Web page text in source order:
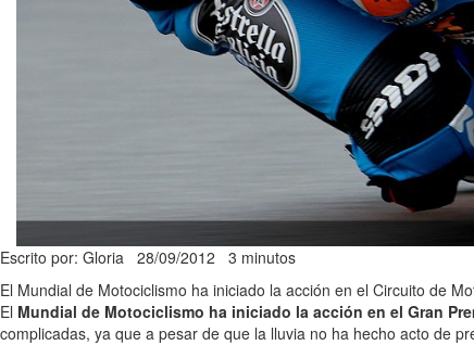
Escrito por: Gloria 28/09/2012 3 minutos
El Mundial de Motociclismo ha iniciado la acción en el Circuito de
El Mundial de Motociclismo ha iniciado la acción en el Gran
complicadas, ya que a pesar de que la lluvia no ha hecho acto de